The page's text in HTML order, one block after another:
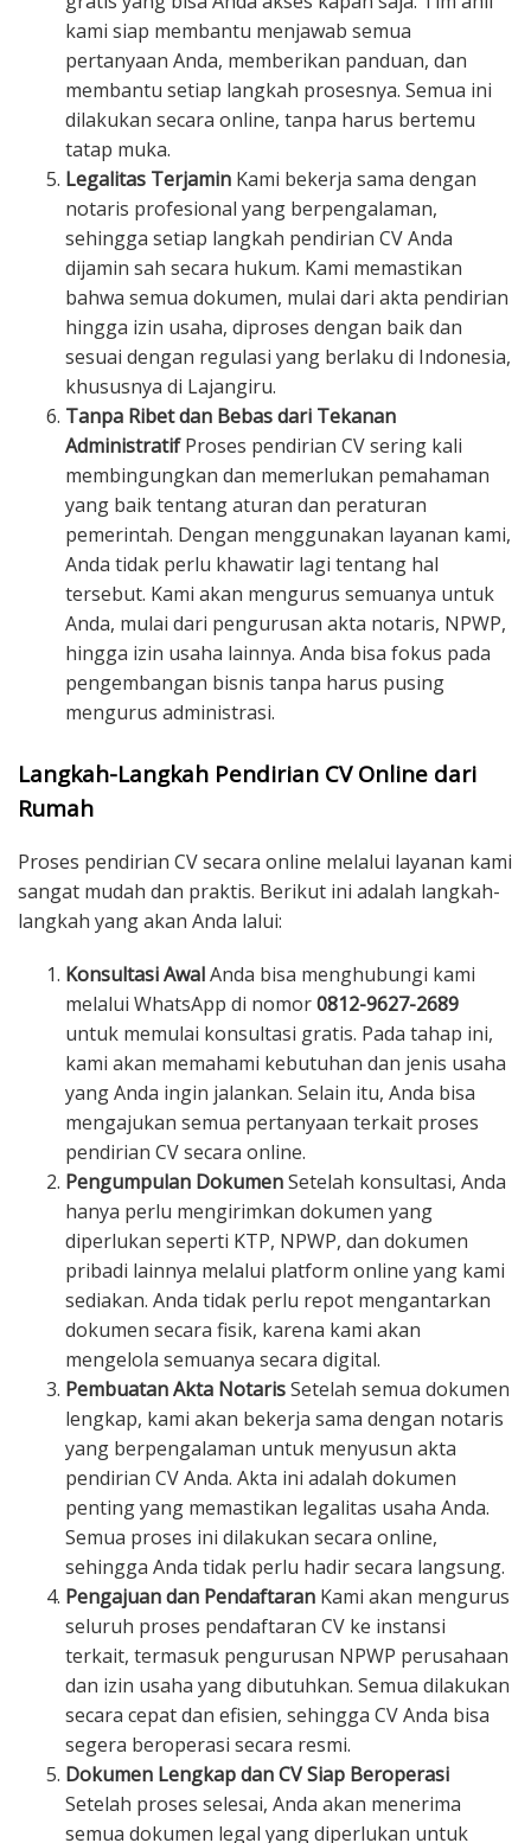
kami siap membantu menjawab semua
pertanyaan Anda, memberikan panduan, dan
membantu setiap langkah prosesnya. Semua ini
dilakukan secara online, tanpa harus bertemu
tatap muka.
Legalitas Terjamin Kami bekerja sama dengan
notaris profesional yang berpengalaman,
sehingga setiap langkah pendirian CV Anda
dijamin sah secara hukum. Kami memastikan
bahwa semua dokumen, mulai dari akta pendirian
hingga izin usaha, diproses dengan baik dan
sesuai dengan regulasi yang berlaku di Indonesia,
khususnya di Lajangiru.
Tanpa Ribet dan Bebas dari Tekanan
AdministratifProses pendirian CV sering kali
membingungkan dan memerlukan pemahaman
yang baik tentang aturan dan peraturan
pemerintah. Dengan menggunakan layanan kami,
Anda tidak perlu khawatir lagi tentang hal
tersebut. Kami akan mengurus semuanya untuk
Anda, mulai dari pengurusan akta notaris, NPWP,
hingga izin usaha lainnya. Anda bisa fokus pada
pengembangan bisnis tanpa harus pusing
mengurus administrasi.
Langkah-Langkah Pendirian CV Online dari
Rumah
Proses pendirian CV secara online melalui layanan kami
sangat mudah dan praktis. Berikut ini adalah langkah-
langkah yang akan Anda lalui:
Konsultasi AwalAnda bisa menghubungi kami
melalui WhatsApp di nomor0812-9627-2689
untuk memulai konsultasi gratis. Pada tahap ini,
kami akan memahami kebutuhan dan jenis usaha
yang Anda ingin jalankan. Selain itu, Anda bisa
mengajukan semua pertanyaan terkait proses
pendirian CV secara online.
Pengumpulan DokumenSetelah konsultasi, Anda
hanya perlu mengirimkan dokumen yang
diperlukan seperti KTP, NPWP, dan dokumen
pribadi lainnya melalui platform online yang kami
sediakan. Anda tidak perlu repot mengantarkan
dokumen secara fisik, karena kami akan
mengelola semuanya secara digital.
Pembuatan Akta NotarisSetelah semua dokumen
lengkap, kami akan bekerja sama dengan notaris
yang berpengalaman untuk menyusun akta
pendirian CV Anda. Akta ini adalah dokumen
penting yang memastikan legalitas usaha Anda.
Semua proses ini dilakukan secara online,
sehingga Anda tidak perlu hadir secara langsung.
Pengajuan dan Pendaftaran Kami akan mengurus
seluruh proses pendaftaran CV ke instansi
terkait, termasuk pengurusan NPWP perusahaan
dan izin usaha yang dibutuhkan. Semua dilakukan
secara cepat dan efisien, sehingga CV Anda bisa
segera beroperasi secara resmi.
Dokumen Lengkap dan CV Siap Beroperasi
Setelah proses selesai, Anda akan menerima
semua dokumen legal yang diperlukan untuk